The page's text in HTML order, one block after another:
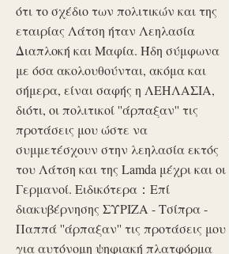
ότι το σχέδιο των πολιτικών και της
εταιρίας Λάτση ήταν Λεηλασία
Διαπλοκή και Μαφία. Ήδη σύμφωνα
με όσα ακολουθούνται, ακόμα και
σήμερα, είναι σαφής η ΛΕΗΛΑΣΙΑ,
διότι, οι πολιτικοί ''άρπαξαν'' τις
προτάσεις μου ώστε να
συμμετέσχουν στην λεηλασία εκτός
του Λάτση και της Lamda μέχρι και οι
Γερμανοί. Ειδικότερα：Επί
διακυβέρνησης ΣΥΡΙΖΑ - Τσίπρα -
Παππά ''άρπαξαν'' τις προτάσεις μου
για αυτόνομη ψηφιακή πλατφόρμα